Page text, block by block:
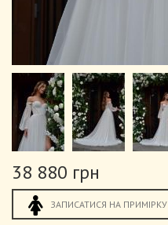
38 880 грн
ЗАПИСАТИСЯ НА ПРИМІРКУ